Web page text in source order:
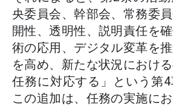
央委員会、幹部会、常務委
開性、透明性、説明責任を
術の応用、デジタル変革を
を高め、新たな状況におけ
任務に対応する」という第4
この追加は、任務の実施に